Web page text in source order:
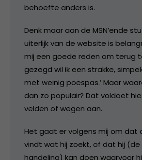
behoefte anders is.
Denk maar aan de MSN’ende
uiterlijk van de website is
mij een goede reden om terug
gezegd wil ik een strakke,
met weinig poespas.’ Maar
dan zo populair? Dat voldoet
velden of wegen aan.
Het gaat er volgens mij om dat
vindt wat hij zoekt, of dat hij
handeling) kan doen waarvoor